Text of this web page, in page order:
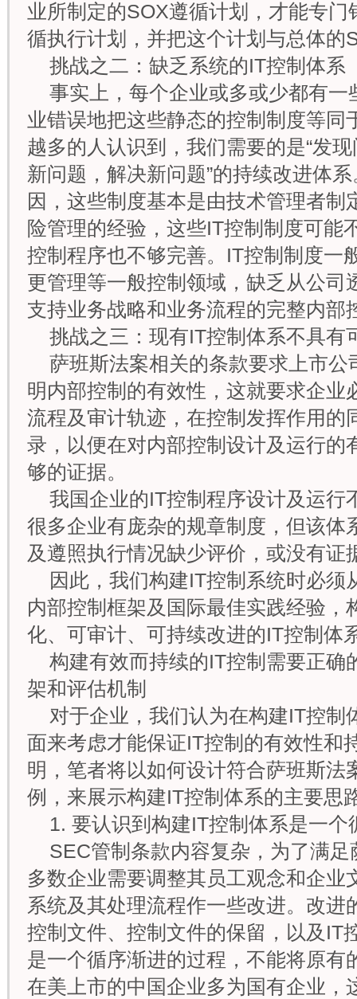
业所制定的SOX遵循计划，才能专门
循执行计划，并把这个计划与总体的
挑战之二：缺乏系统的IT控制体系
事实上，每个企业或多或少都有一
业错误地把这些静态的控制制度等同
越多的人认识到，我们需要的是“发
新问题，解决新问题”的持续改进体
因，这些制度基本是由技术管理者制
险管理的经验，这些IT控制制度可能
控制程序也不够完善。IT控制制度一
更管理等一般控制领域，缺乏从公司
支持业务战略和业务流程的完整内部
挑战之三：现有IT控制体系不具有
萨班斯法案相关的条款要求上市公
明内部控制的有效性，这就要求企业
流程及审计轨迹，在控制发挥作用的
录，以便在对内部控制设计及运行的
够的证据。
我国企业的IT控制程序设计及运行
很多企业有庞杂的规章制度，但该体
及遵照执行情况缺少评价，或没有证
因此，我们构建IT控制系统时必须
内部控制框架及国际最佳实践经验，
化、可审计、可持续改进的IT控制体
构建有效而持续的IT控制需要正确
架和评估机制
对于企业，我们认为在构建IT控制
面来考虑才能保证IT控制的有效性和
明，笔者将以如何设计符合萨班斯法
例，来展示构建IT控制体系的主要思
1. 要认识到构建IT控制体系是一个
SEC管制条款内容复杂，为了满
多数企业需要调整其员工观念和企业
系统及其处理流程作一些改进。改进
控制文件、控制文件的保留，以及IT
是一个循序渐进的过程，不能将原有
在美上市的中国企业多为国有企业，